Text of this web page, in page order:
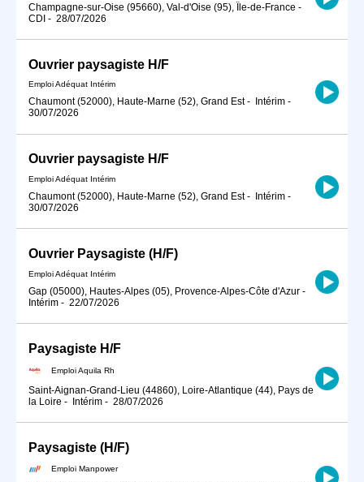
Champagne-sur-Oise (95660), Val-d'Oise (95), Île-de-France -
CDI - 28/07/2026
Ouvrier paysagiste H/F
Emploi Adéquat Intérim
Chaumont (52000), Haute-Marne (52), Grand Est- Intérim -
30/07/2026
Ouvrier paysagiste H/F
Emploi Adéquat Intérim
Chaumont (52000), Haute-Marne (52), Grand Est- Intérim -
30/07/2026
Ouvrier Paysagiste (H/F)
Emploi Adéquat Intérim
Gap (05000), Hautes-Alpes (05), Provence-Alpes-Côte d'Azur -
Intérim - 22/07/2026
Paysagiste H/F
Emploi Aquila Rh
Saint-Aignan-Grand-Lieu (44860), Loire-Atlantique (44), Pays de
la Loire - Intérim - 28/07/2026
Paysagiste (H/F)
Emploi Manpower